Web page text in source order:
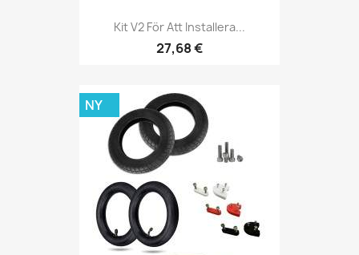
Kit V2 För Att Installera...
27,68 €
NY